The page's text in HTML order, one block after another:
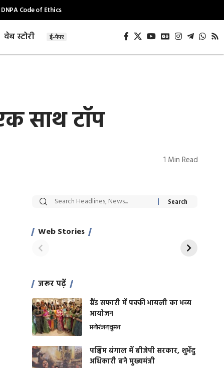
DNPA Code of Ethics
वेब स्टोरी ई-पेपर
साथ टाॅप
1 Min Read
Web Stories
सट्टेबाजी में अरेस्ट हुए
साहिल खान
रोज एक कच्चे लहसुन
जरूर पढ़ें
ग्रैंड सफारी में पक्की भायली का भव्य
आयोजन
मनोरंजनवुमन
पश्चिम बंगाल में बीजेपी सरकार, शुभेंदु
अधिकारी बने मुख्यमंत्री